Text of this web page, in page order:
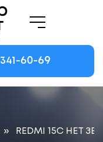
341-60-69
» REDMI 15C НЕТ